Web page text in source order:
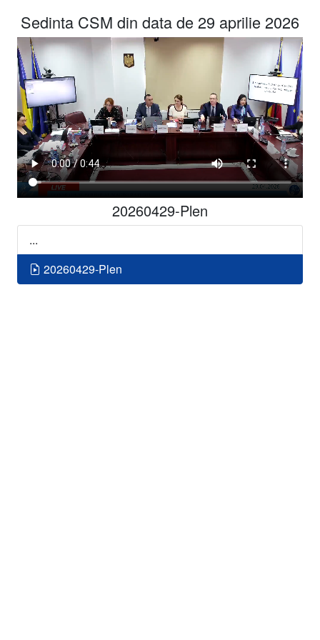
Sedinta CSM din data de 29 aprilie 2026
20260429-Plen
...
20260429-Plen